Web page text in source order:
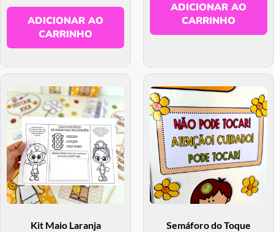
ADICIONAR AO
CARRINHO
ADICIONAR AO
CARRINHO
Kit Maio Laranja
Semáforo do Toque